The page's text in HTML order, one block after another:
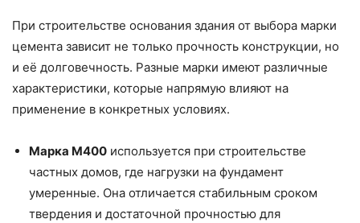
При строительстве основания здания от выбора марки
цемента зависит не только прочность конструкции, но
и её долговечность. Разные марки имеют различные
характеристики, которые напрямую влияют на
применение в конкретных условиях.
Марка М400 используется при строительстве
частных домов, где нагрузки на фундамент
умеренные. Она отличается стабильным сроком
твердения и достаточной прочностью для